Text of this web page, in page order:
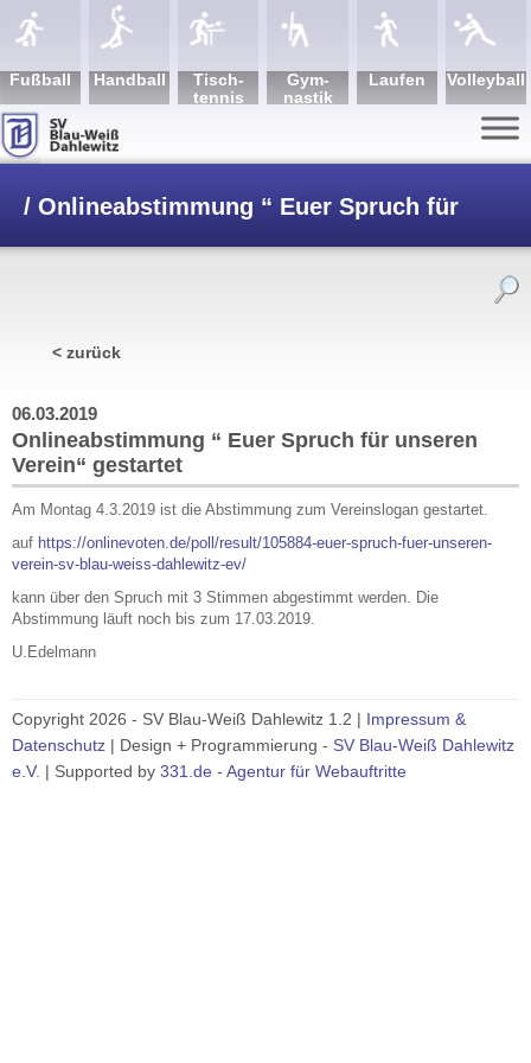
Fuß­ball Hand­ball
Tisch­
tennis
Gym­
nastik
Lau­fen Volley­ball
/ Onlineabstimmung “ Euer Spruch für
< zurück
06.03.2019
Onlineabstimmung “ Euer Spruch für unseren
Verein“ gestartet
Am Montag 4.3.2019 ist die Abstimmung zum Vereinslogan gestartet.
auf https://onlinevoten.de/poll/result/105884-euer-spruch-fuer-unseren-
verein-sv-blau-weiss-dahlewitz-ev/
kann über den Spruch mit 3 Stimmen abgestimmt werden. Die
Abstimmung läuft noch bis zum 17.03.2019.
U.Edelmann
Copyright 2026 - SV Blau-Weiß Dahlewitz 1.2 | Impressum &
Datenschutz | Design + Programmierung - SV Blau-Weiß Dahlewitz
e.V. | Supported by 331.de - Agentur für Webauftritte